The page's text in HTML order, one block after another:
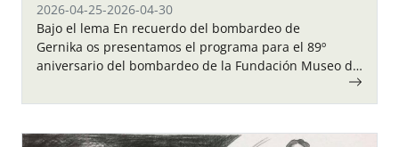
2026-04-25-2026-04-30
Bajo el lema En recuerdo del bombardeo de
Gernika os presentamos el programa para el 89º
aniversario del bombardeo de la Fundación Museo de